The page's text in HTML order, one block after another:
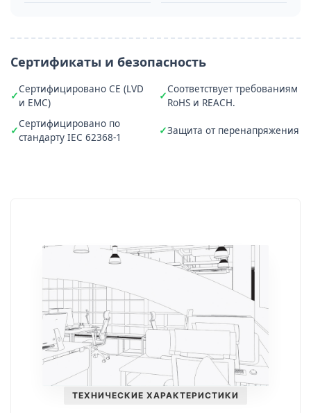
Сертификаты и безопасность
Сертифицировано CE (LVD
и EMC)
Соответствует требованиям
RoHS и REACH.
Сертифицировано по
стандарту IEC 62368-1
Защита от перенапряжения
ТЕХНИЧЕСКИЕ ХАРАКТЕРИСТИКИ